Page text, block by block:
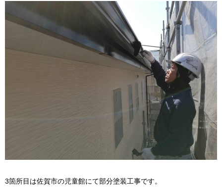
3箇所目は佐賀市の児童館にて部分塗装工事です。